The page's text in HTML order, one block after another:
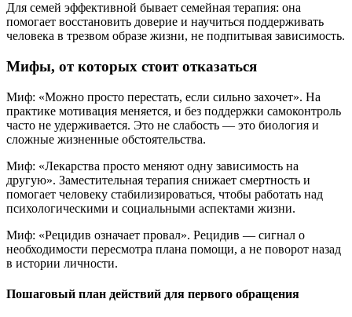
Для семей эффективной бывает семейная терапия: она
помогает восстановить доверие и научиться поддерживать
человека в трезвом образе жизни, не подпитывая зависимость.
Мифы, от которых стоит отказаться
Миф: «Можно просто перестать, если сильно захочет». На
практике мотивация меняется, и без поддержки самоконтроль
часто не удерживается. Это не слабость — это биология и
сложные жизненные обстоятельства.
Миф: «Лекарства просто меняют одну зависимость на
другую». Заместительная терапия снижает смертность и
помогает человеку стабилизироваться, чтобы работать над
психологическими и социальными аспектами жизни.
Миф: «Рецидив означает провал». Рецидив — сигнал о
необходимости пересмотра плана помощи, а не поворот назад
в истории личности.
Пошаговый план действий для первого обращения